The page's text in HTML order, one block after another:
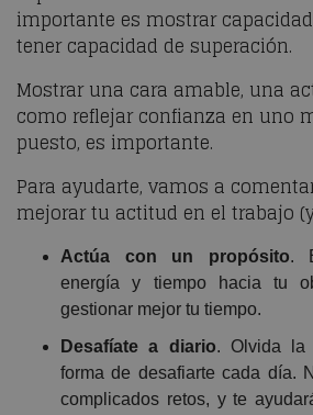
importante es mostrar
tener capacidad de superación.
Mostrar una cara amable, una
como reflejar confianza en uno
puesto, es importante.
Para ayudarte, vamos a
mejorar tu actitud en el trabajo
Actúa con un propósito.
energía y tiempo hacia tu
gestionar mejor tu tiempo.
Desafíate a diario. Olvida la
forma de desafiarte cada día.
complicados retos, y te